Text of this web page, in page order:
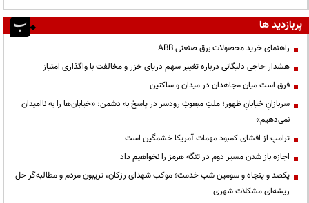
پربازدید ها
راهنمای خرید محصولات برق صنعتی ABB
هشدار حاجی دلیگانی درباره تغییر سهم دریای خزر و مخالفت با واگذاری امتیاز
فرق است میان مجاهدان در میدان و ساکتین
سربازانِ خیابانِ ظهور؛ ملتِ مبعوثِ رودسر در پاسخ به دشمن: «خیابان‌ها را به ناامیدان
نمی‌دهیم»
ترامپ از افشای کمبود مهمات آمریکا خشمگین است
اجازه باز شدن مسیر دوم در تنگه هرمز را نخواهیم داد
یکصد و پنجاه و سومین شب خدمت؛ موکب شهدای رزکان، تریبون مردم و مطالبه‌گر حل
ریشه‌ای مشکلات شهری